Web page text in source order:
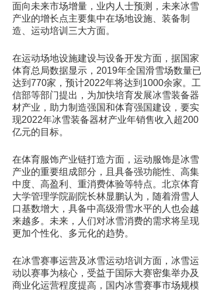
面向未来市场增量，业内人士预测，未来冰雪
产业的增长点主要集中在场地设施、装备制
造、运动培训三大方面。
在运动场地设施建设与设备开发方面，据国家
体育总局数据显示，2019年全国滑雪场数量已
达到770家，预计2022年将达到1000余家。工
信部等部门提出，为加快培育发展冰雪装备器
材产业，助力制造强国和体育强国建设，要实
现2022年冰雪装备器材产业年销售收入超200
亿元的目标。
在体育服饰产业链打造方面，运动服饰是冰雪
产业的重要组成部分，且具备强功能性、高集
中度、高盈利、重消费体验等特点。北京体育
大学管理学院副院长林显鹏认为，随着滑雪人
口基数增大，具备中高级滑雪水平的人也会越
来越多。未来，人们对冰雪消费的需求将呈现
更加个性化、多元化的趋势。
在冰雪赛事运营及冰雪运动培训方面，冰雪运
动以赛事为核心，受益于国际大赛密集举办及
商业化运营程度提高，国内冰雪赛事市场规模